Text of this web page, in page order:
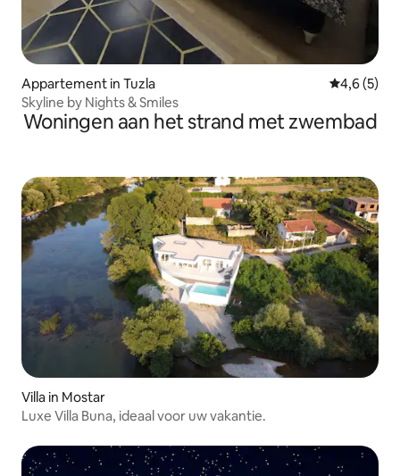
Appartement in Tuzla
4,6 (5)
Skyline by Nights & Smiles
Woningen aan het strand met zwembad
Villa in Mostar
Luxe Villa Buna, ideaal voor uw vakantie.